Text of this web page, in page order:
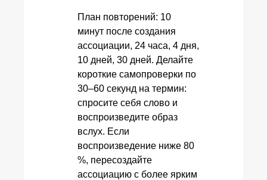
План повторений: 10
минут после создания
ассоциации, 24 часа, 4 дня,
10 дней, 30 дней. Делайте
короткие самопроверки по
30–60 секунд на термин:
спросите себя слово и
воспроизведите образ
вслух. Если
воспроизведение ниже 80
%, пересоздайте
ассоциацию с более ярким